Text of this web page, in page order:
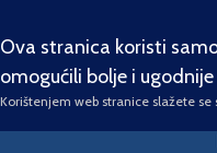
Ova stranica koristi
omogućili bolje i
Korištenjem web stranice slažete